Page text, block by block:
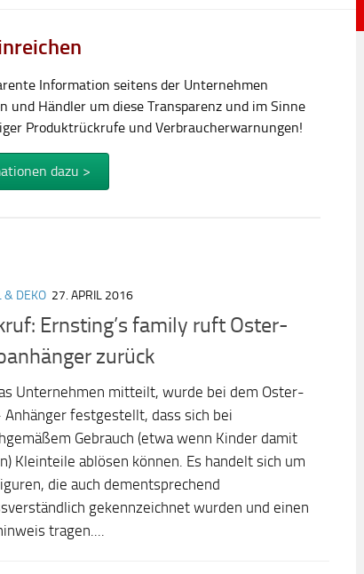
Information seitens der Unternehmen
und Händler um diese Transparenz und im Sinne
Produktrückrufe und Verbraucherwarnungen!
dazu >
& DEKO 27. APRIL 2016
Ernsting’s family ruft Oster-
zurück
Unternehmen mitteilt, wurde bei dem Oster-
Anhänger festgestellt, dass sich bei
Gebrauch (etwa wenn Kinder damit
Kleinteile ablösen können. Es handelt sich um
die auch dementsprechend
gekennzeichnet wurden und einen
tragen....